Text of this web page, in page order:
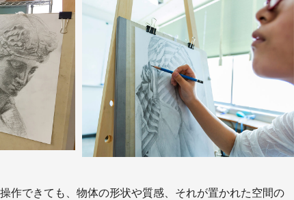
作できても、物体の形状や質感、それが置かれた空間の